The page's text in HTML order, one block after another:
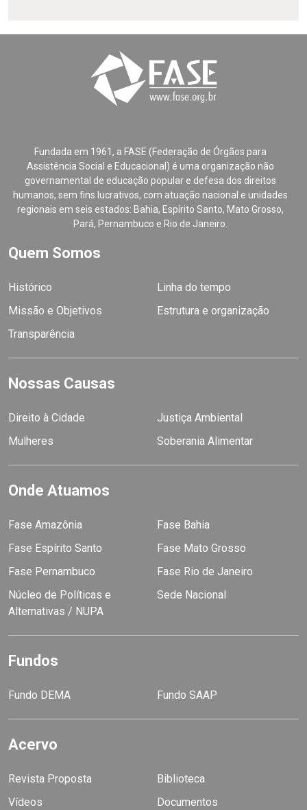
Fundada em 1961, a FASE (Federação de Órgãos para
Assistência Social e Educacional) é uma organização não
governamental de educação popular e defesa dos direitos
humanos, sem fins lucrativos, com atuação nacional e unidades
regionais em seis estados: Bahia, Espírito Santo, Mato Grosso,
Pará, Pernambuco e Rio de Janeiro.
Quem Somos
Histórico
Linha do tempo
Missão e Objetivos
Estrutura e organização
Transparência
Nossas Causas
Direito à Cidade
Justiça Ambiental
Mulheres
Soberania Alimentar
Onde Atuamos
Fase Amazônia
Fase Bahia
Fase Espírito Santo
Fase Mato Grosso
Fase Pernambuco
Fase Rio de Janeiro
Núcleo de Políticas e
Alternativas / NUPA
Sede Nacional
Fundos
Fundo DEMA Fundo SAAP
Acervo
Revista Proposta
Biblioteca
Vídeos
Documentos